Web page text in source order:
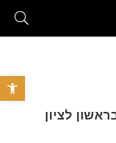
פתח
לציון